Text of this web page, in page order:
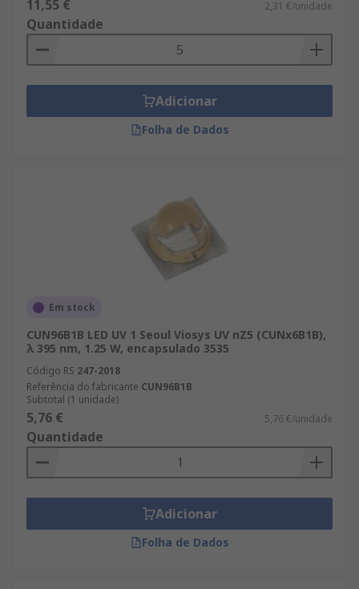
departamento técnico.
11,55 € 2,31 €/unidade
Quantidade
Adicionar
Folha de Dados
Em stock
CUN96B1B LED UV 1 Seoul Viosys UV nZ5 (CUNx6B1B),
λ 395 nm, 1.25 W, encapsulado 3535
Código RS 247-2018
Referência do fabricante CUN96B1B
Subtotal (1 unidade)
5,76 € 5,76 €/unidade
Quantidade
Adicionar
Folha de Dados